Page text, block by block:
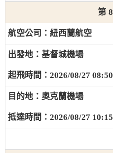
8
紐西蘭航空
基督城機場
2026/08/27 08:50
奧克蘭機場
2026/08/27 10:15